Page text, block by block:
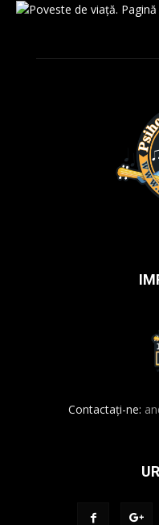
Contactați-ne: